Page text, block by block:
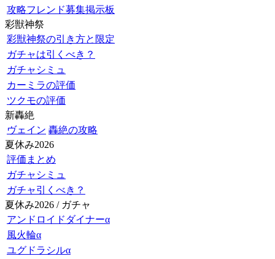
攻略フレンド募集掲示板
彩獣神祭
彩獣神祭の引き方と限定
ガチャは引くべき？
ガチャシミュ
カーミラの評価
ツクモの評価
新轟絶
ヴェイン 轟絶の攻略
夏休み2026
評価まとめ
ガチャシミュ
ガチャ引くべき？
夏休み2026 / ガチャ
アンドロイドダイナーα
風火輪α
ユグドラシルα